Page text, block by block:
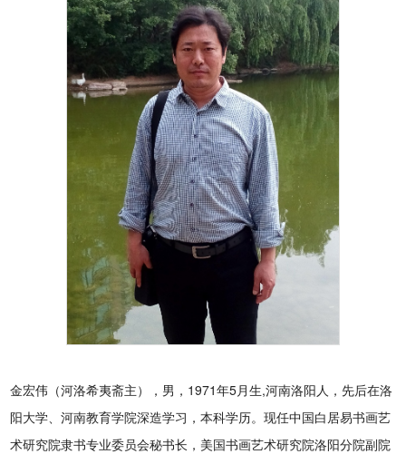
金宏伟（河洛希夷斋主），男，1971年5月生,河南洛阳人，先后在洛
阳大学、河南教育学院深造学习，本科学历。现任中国白居易书画艺
术研究院隶书专业委员会秘书长，美国书画艺术研究院洛阳分院副院